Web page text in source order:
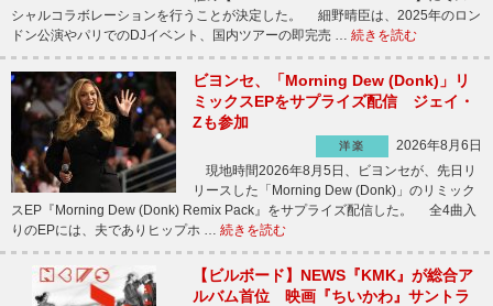
シャルコラボレーションを行うことが決定した。 細野晴臣は、2025年のロン
ドン公演やパリでのDJイベント、国内ツアーの即完売 … 続きを読む
ビヨンセ、「Morning Dew (Donk)」リ
ミックスEPをサプライズ配信 ジェイ・
Zも参加
洋楽
2026年8月6日
現地時間2026年8月5日、ビヨンセが、先日リ
リースした「Morning Dew (Donk)」のリミック
スEP『Morning Dew (Donk) Remix Pack』をサプライズ配信した。 全4曲入
りのEPには、夫でありヒップホ … 続きを読む
【ビルボード】NEWS『KMK』が総合ア
ルバム首位 映画『ちいかわ』サントラ